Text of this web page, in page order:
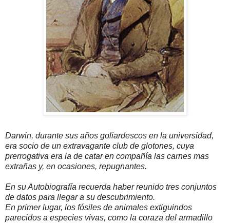
Darwin, durante sus años goliardescos en la universidad,
era socio de un extravagante club de glotones, cuya
prerrogativa era la de catar en compañía las carnes mas
extrañas y, en ocasiones, repugnantes.
En su Autobiografía recuerda haber reunido tres conjuntos
de datos para llegar a su descubrimiento.
En primer lugar, los fósiles de animales extiguindos
parecidos a especies vivas, como la coraza del armadillo